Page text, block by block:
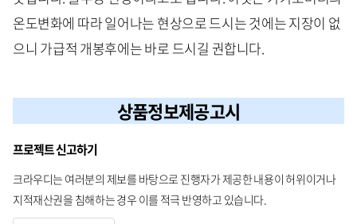
온도변화에 따라 일어나는 현상으로 드시는 것에는 지장이 없
으니 가급적 개봉후에는 바로 드시길 권합니다.
상품정보제공고시
프로젝트 신고하기
크라우디는 여러분의 제보를 바탕으로 진행자가 제공한 내용이 허위이거나
지적재산권을 침해하는 경우 이를 적극 반영하고 있습니다.